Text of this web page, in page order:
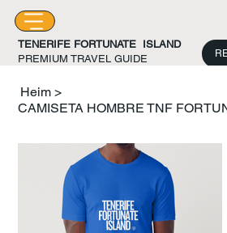
TENERIFE FORTUNATE ISLAND
PREMIUM TRAVEL GUIDE
Heim >
CAMISETA HOMBRE TNF